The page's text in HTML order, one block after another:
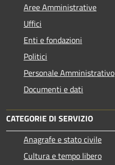
Aree Amministrative
Uffici
Enti e fondazioni
Politici
Personale Amministrativo
Documenti e dati
CATEGORIE DI SERVIZIO
Anagrafe e stato civile
Cultura e tempo libero